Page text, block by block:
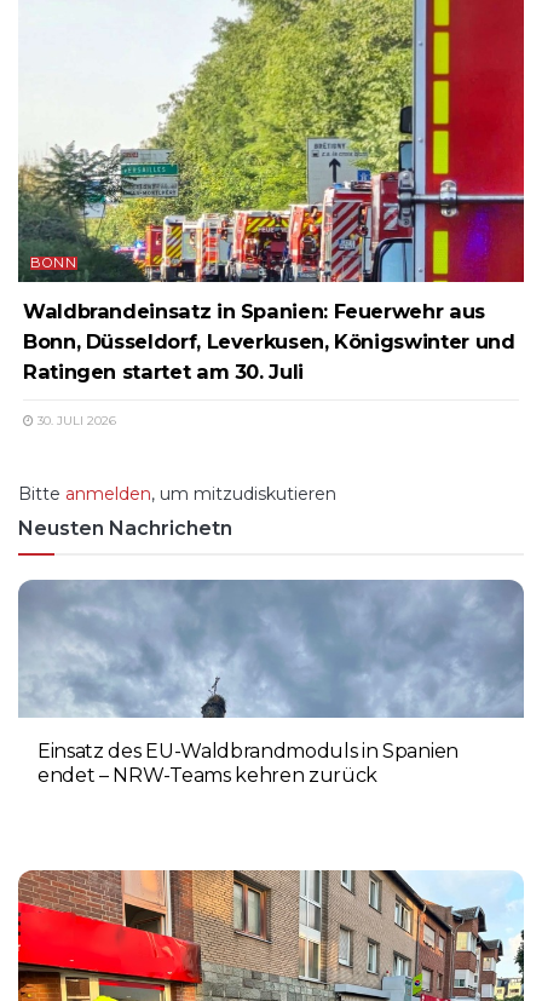
BONN
Waldbrandeinsatz in Spanien: Feuerwehr aus
Bonn, Düsseldorf, Leverkusen, Königswinter und
Ratingen startet am 30. Juli
30. JULI 2026
Bitte anmelden, um mitzudiskutieren
Neusten Nachrichetn
Einsatz des EU-Waldbrandmoduls in Spanien
endet – NRW-Teams kehren zurück